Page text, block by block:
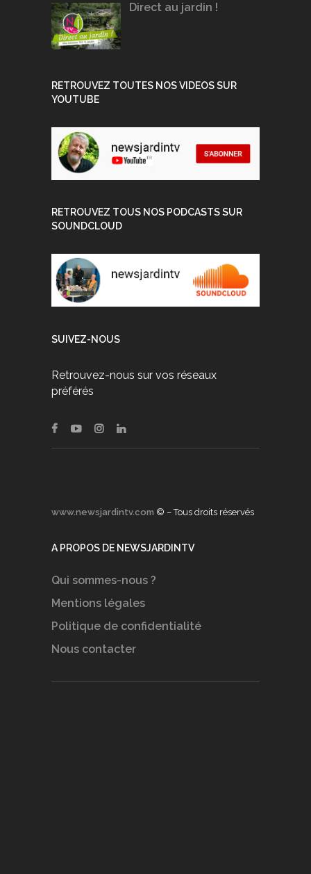
Direct au jardin !
RETROUVEZ TOUTES NOS VIDEOS SUR
YOUTUBE
RETROUVEZ TOUS NOS PODCASTS SUR
SOUNDCLOUD
SUIVEZ-NOUS
Retrouvez-nous sur vos réseaux
préférés
www.newsjardintv.com © – Tous droits réservés
A PROPOS DE NEWSJARDINTV
Qui sommes-nous ?
Mentions légales
Politique de confidentialité
Nous contacter